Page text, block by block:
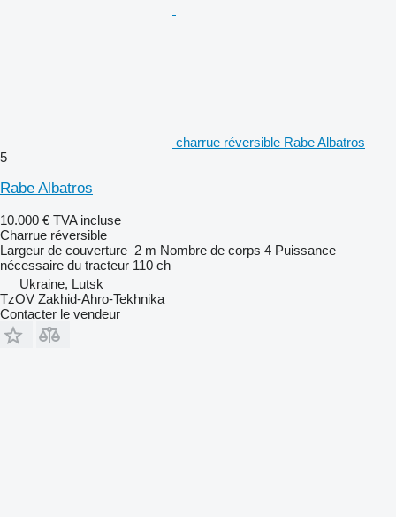
charrue réversible Rabe Albatros
5
Rabe Albatros
10.000 € TVA incluse
Charrue réversible
Largeur de couverture 2 m Nombre de corps 4 Puissance
nécessaire du tracteur 110 ch
Ukraine, Lutsk
TzOV Zakhid-Ahro-Tekhnika
Contacter le vendeur